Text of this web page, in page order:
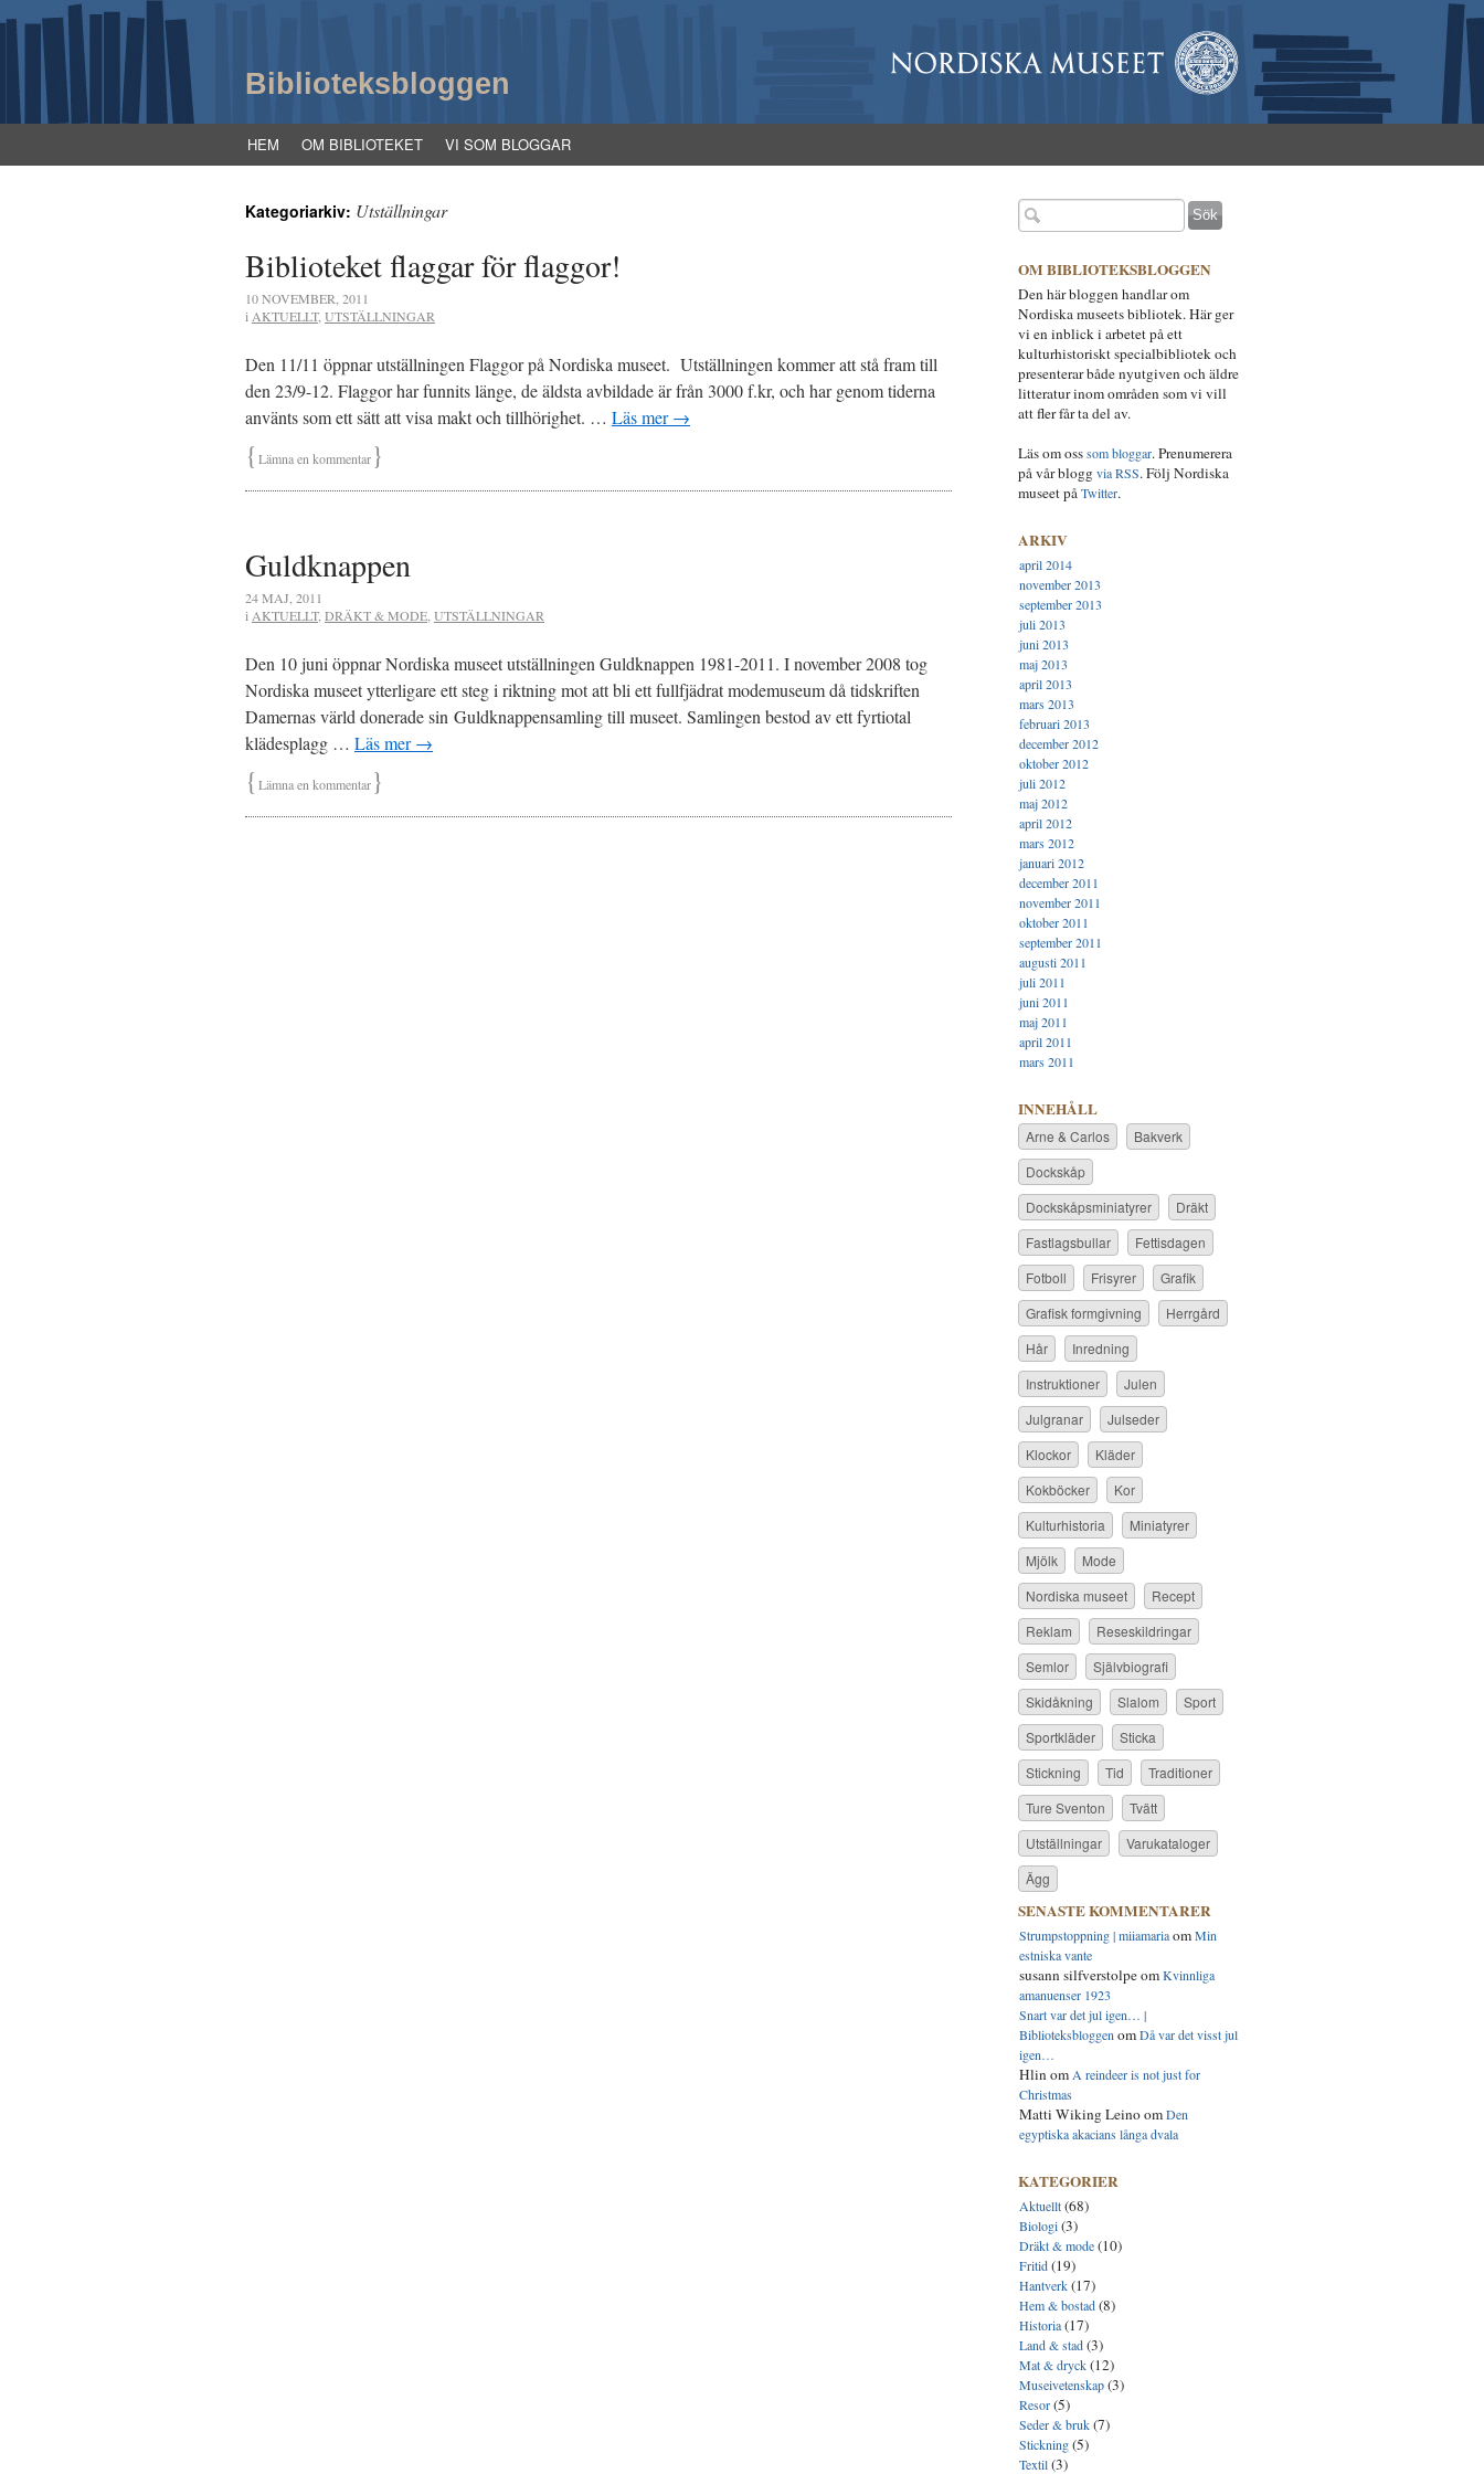
Biblioteksbloggen
HEM OM BIBLIOTEKET VI SOM BLOGGAR
Kategoriarkiv: Utställningar
Biblioteket flaggar för flaggor!
10 NOVEMBER, 2011
i AKTUELLT, UTSTÄLLNINGAR
Den 11/11 öppnar utställningen Flaggor på Nordiska museet. Utställningen kommer att stå fram till
den 23/9-12. Flaggor har funnits länge, de äldsta avbildade är från 3000 f.kr, och har genom tiderna
använts som ett sätt att visa makt och tillhörighet. … Läs mer→
{ Lämna en kommentar}
Guldknappen
24 MAJ, 2011
i AKTUELLT, DRÄKT & MODE UTSTÄLLNINGAR
Den 10 juni öppnar Nordiska museet utställningen Guldknappen 1981-2011. I november 2008 tog
Nordiska museet ytterligare ett steg i riktning mot att bli ett fullfjädrat modemuseum då tidskriften
Damernas värld donerade sin Guldknappensamling till museet. Samlingen bestod av ett fyrtiotal
klädesplagg … Läs mer→
{ Lämna en kommentar}
OM BIBLIOTEKSBLOGGEN
Den här bloggen handlar om
Nordiska museets bibliotek. Här ger
vi en inblick i arbetet på ett
kulturhistoriskt specialbibliotek och
presenterar både nyutgiven och äldre
litteratur inom områden som vi vill
att fler får ta del av.
Läs om osssom bloggar. Prenumerera
på vår bloggvia RSS. Följ Nordiska
museet påTwitter.
ARKIV
april 2014
november 2013
september 2013
juli 2013
juni 2013
maj 2013
april 2013
mars 2013
februari 2013
december 2012
oktober 2012
juli 2012
maj 2012
april 2012
mars 2012
januari 2012
december 2011
november 2011
oktober 2011
september 2011
augusti 2011
juli 2011
juni 2011
maj 2011
april 2011
mars 2011
INNEHÅLL
Arne & Carlos
Bakverk
Dockskåp
Dockskåpsminiatyrer
Dräkt
Fastlagsbullar
Fettisdagen
Fotboll
Frisyrer
Grafik
Grafisk formgivning
Herrgård
Hår
Inredning
Instruktioner
Julen
Julgranar
Julseder
Klockor
Kläder
Kokböcker
Kor
Kulturhistoria
Miniatyrer
Mjölk
Mode
Nordiska museet
Recept
Reklam
Reseskildringar
Semlor
Självbiografi
Skidåkning
Slalom
Sport
Sportkläder
Sticka
Stickning
Tid
Traditioner
Ture Sventon
Tvätt
Utställningar
Varukataloger
Ägg
SENASTE KOMMENTARER
Strumpstoppning | miiamariaomMin
estniska vante
susann silfverstolpeomKvinnliga
amanuenser 1923
Snart var det jul igen… |
Biblioteksbloggen omDå var det visst jul
igen…
HlinomA reindeer is not just for
Christmas
Matti Wiking LeinoomDen
egyptiska akacians långa dvala
KATEGORIER
Aktuellt(68)
Biologi(3)
Dräkt & mode(10)
Fritid(19)
Hantverk(17)
Hem & bostad(8)
Historia(17)
Land & stad(3)
Mat & dryck(12)
Museivetenskap(3)
Resor(5)
Seder & bruk(7)
Stickning(5)
Textil(3)